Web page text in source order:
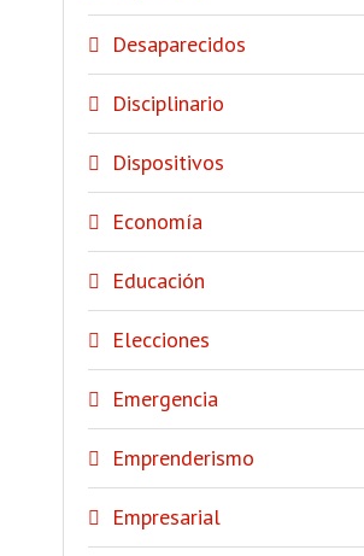
Desaparecidos
Disciplinario
Dispositivos
Economía
Educación
Elecciones
Emergencia
Emprenderismo
Empresarial